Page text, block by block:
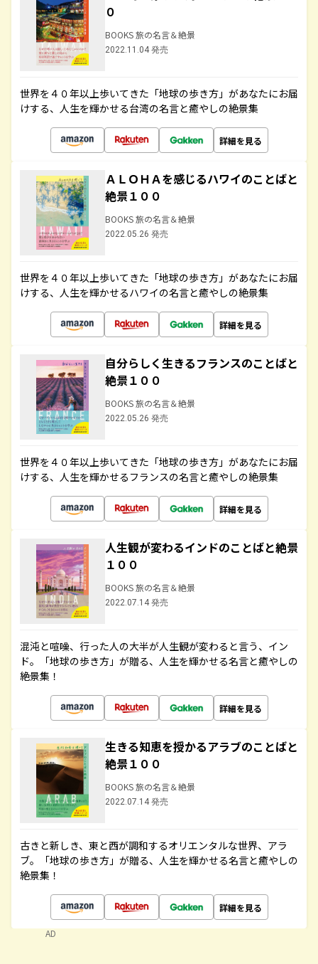
０
BOOKS 旅の名言＆絶景
2022.11.04 発売
世界を４０年以上歩いてきた「地球の歩き方」があなたにお届
けする、人生を輝かせる台湾の名言と癒やしの絶景集
詳細を見る
ＡＬＯＨＡを感じるハワイのことばと
絶景１００
BOOKS 旅の名言＆絶景
2022.05.26 発売
世界を４０年以上歩いてきた「地球の歩き方」があなたにお届
けする、人生を輝かせるハワイの名言と癒やしの絶景集
詳細を見る
自分らしく生きるフランスのことばと
絶景１００
BOOKS 旅の名言＆絶景
2022.05.26 発売
世界を４０年以上歩いてきた「地球の歩き方」があなたにお届
けする、人生を輝かせるフランスの名言と癒やしの絶景集
詳細を見る
人生観が変わるインドのことばと絶景
１００
BOOKS 旅の名言＆絶景
2022.07.14 発売
混沌と喧噪、行った人の大半が人生観が変わると言う、イン
ド。「地球の歩き方」が贈る、人生を輝かせる名言と癒やしの
絶景集！
詳細を見る
生きる知恵を授かるアラブのことばと
絶景１００
BOOKS 旅の名言＆絶景
2022.07.14 発売
古きと新しき、東と西が調和するオリエンタルな世界、アラ
ブ。「地球の歩き方」が贈る、人生を輝かせる名言と癒やしの
絶景集！
詳細を見る
AD